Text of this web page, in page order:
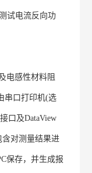
试电流反向功
电感性材料阻
串口打印机(选
口及DataView
对测量结果进
保存，并生成报